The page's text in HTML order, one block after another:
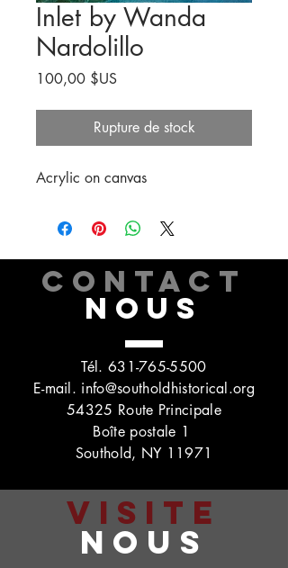
Inlet by Wanda
Nardolillo
100,00 $USPrix
Rupture de stock
Acrylic on canvas
CONTACT
NOUS
Tél. 631-765-5500
E-mail. info@southoldhistorical.org
54325 Route Principale
Boîte postale 1
Southold, NY 11971
VISITE
NOUS